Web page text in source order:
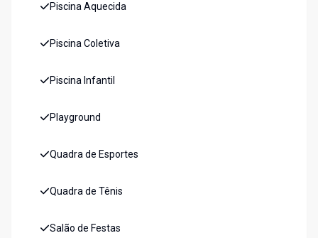
Piscina Aquecida
Piscina Coletiva
Piscina Infantil
Playground
Quadra de Esportes
Quadra de Tênis
Salão de Festas